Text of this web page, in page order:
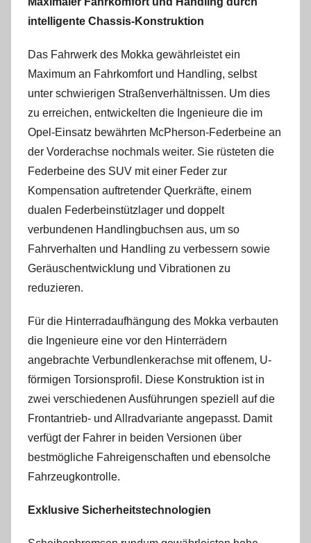
intelligente Chassis-Konstruktion
Das Fahrwerk des Mokka gewährleistet ein
Maximum an Fahrkomfort und Handling, selbst
unter schwierigen Straßenverhältnissen. Um dies
zu erreichen, entwickelten die Ingenieure die im
Opel-Einsatz bewährten McPherson-Federbeine an
der Vorderachse nochmals weiter. Sie rüsteten die
Federbeine des SUV mit einer Feder zur
Kompensation auftretender Querkräfte, einem
dualen Federbeinstützlager und doppelt
verbundenen Handlingbuchsen aus, um so
Fahrverhalten und Handling zu verbessern sowie
Geräuschentwicklung und Vibrationen zu
reduzieren.
Für die Hinterradaufhängung des Mokka verbauten
die Ingenieure eine vor den Hinterrädern
angebrachte Verbundlenkerachse mit offenem, U-
förmigen Torsionsprofil. Diese Konstruktion ist in
zwei verschiedenen Ausführungen speziell auf die
Frontantrieb- und Allradvariante angepasst. Damit
verfügt der Fahrer in beiden Versionen über
bestmögliche Fahreigenschaften und ebensolche
Fahrzeugkontrolle.
Exklusive Sicherheitstechnologien